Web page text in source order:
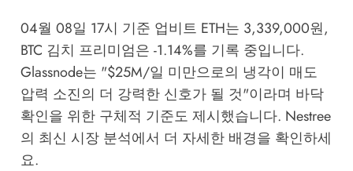
04월 08일 17시 기준 업비트 ETH는 3,339,000원,
BTC 김치 프리미엄은 -1.14%를 기록 중입니다.
Glassnode는 "$25M/일 미만으로의 냉각이 매도
압력 소진의 더 강력한 신호가 될 것"이라며 바닥
확인을 위한 구체적 기준도 제시했습니다. Nestree
의 최신 시장 분석에서 더 자세한 배경을 확인하세
요.